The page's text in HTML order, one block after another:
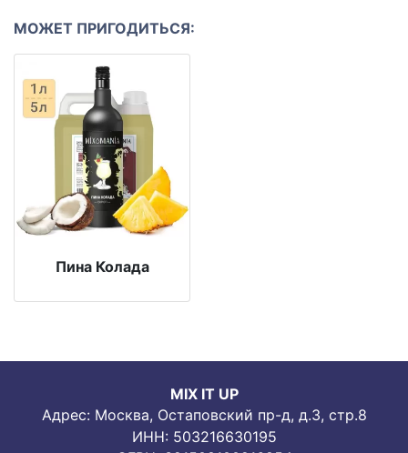
МОЖЕТ ПРИГОДИТЬСЯ:
Пина Колада
MIX IT UP
Адрес: Москва, Остаповский пр-д, д.3, стр.8
ИНН: 503216630195